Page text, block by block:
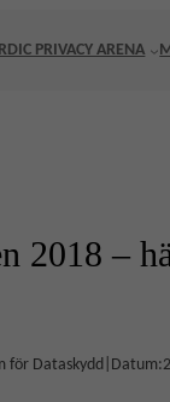
PRIVACY ARENA
2018 –
för Dataskydd Datum: